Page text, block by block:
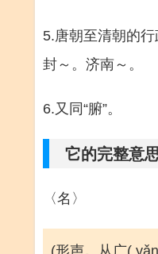
5.唐朝至清朝的
封～。济南～。
6.又同“腑”。
它的完整意
〈名〉
(形声。从广(